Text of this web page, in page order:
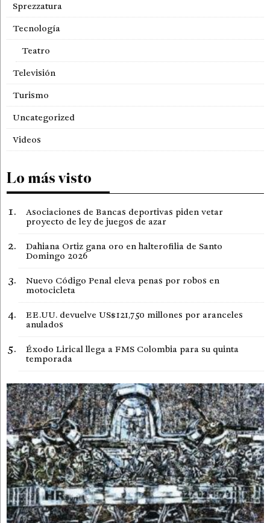
Sprezzatura
Tecnología
Teatro
Televisión
Turismo
Uncategorized
Videos
Lo más visto
Asociaciones de Bancas deportivas piden vetar
proyecto de ley de juegos de azar
Dahiana Ortiz gana oro en halterofilia de Santo
Domingo 2026
Nuevo Código Penal eleva penas por robos en
motocicleta
EE.UU. devuelve US$121,750 millones por aranceles
anulados
Éxodo Lirical llega a FMS Colombia para su quinta
temporada